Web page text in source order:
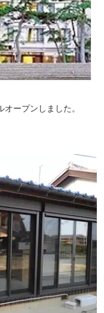
ープンしました。